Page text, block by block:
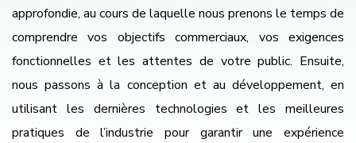
approfondie, au cours de laquelle nous prenons le temps de
comprendre vos objectifs commerciaux, vos exigences
fonctionnelles et les attentes de votre public. Ensuite,
nous passons à la conception et au développement, en
utilisant les dernières technologies et les meilleures
pratiques de l’industrie pour garantir une expérience